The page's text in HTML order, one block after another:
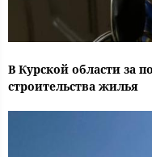
В Курской области за
строительства жилья